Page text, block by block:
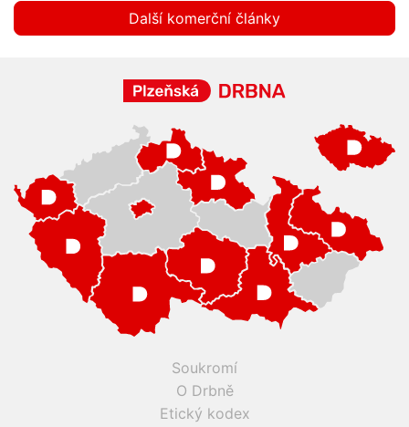
Další komerční články
Soukromí
O Drbně
Etický kodex